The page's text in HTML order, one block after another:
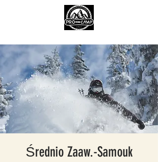
Średnio Zaaw.-Samouk